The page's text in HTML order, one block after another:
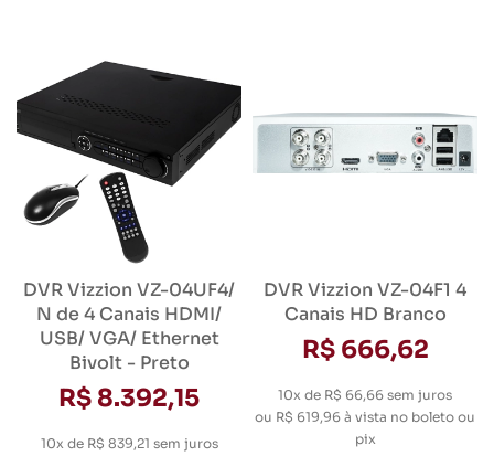
DVR Vizzion VZ-04UF4/
N de 4 Canais HDMI/
USB/ VGA/ Ethernet
Bivolt - Preto
R$ 8.392,15
10x de R$ 839,21 sem juros
DVR Vizzion VZ-04F1 4
Canais HD Branco
R$ 666,62
10x de R$ 66,66 sem juros
ou R$ 619,96 à vista no boleto ou
pix